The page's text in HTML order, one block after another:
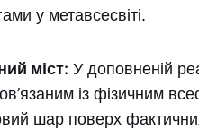
у метавсесвіті.
міст: У доповненій
із фізичним
шар поверх